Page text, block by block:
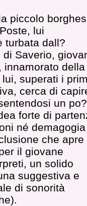
piccolo
lui
turbata dall?
Saverio,
innamorato della
superati i
cerca di
un po?
forte di
né demagogia
che apre
il giovane
un solido
suggestiva e
di sonorità